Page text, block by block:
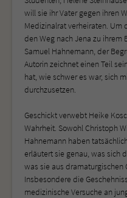
will sie ihr Vater gegen ihren
Medizinalrat verheiraten. Um
den Weg nach Jena zu ihrem
Samuel Hahnemann, der
Autorin zeichnet einen Teil
hat, wie schwer es war, sich
durchzusetzen.
Geschickt verwebt Heike
Wahrheit. Sowohl Christoph
Hahnemann haben
erläutert sie genau, was sich
was sie aus dramaturgischen
Insbesondere die
medizinische Versuche an